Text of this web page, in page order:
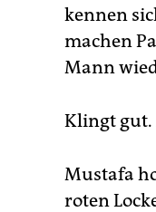
kennen
machen
Mann
Klingt gut.
Mustafa
roten